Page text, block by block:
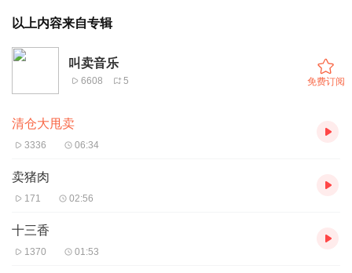
以上内容来自专辑
叫卖音乐
6608 5 免费订阅
清仓大甩卖
3336 06:34
卖猪肉
171 02:56
十三香
1370 01:53